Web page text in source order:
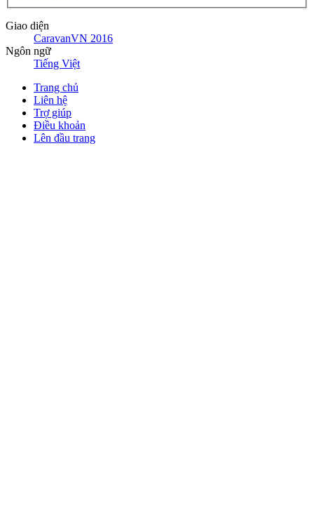
Giao diện
CaravanVN 2016
Ngôn ngữ
Tiếng Việt
Trang chủ
Liên hệ
Trợ giúp
Điều khoản
Lên đầu trang